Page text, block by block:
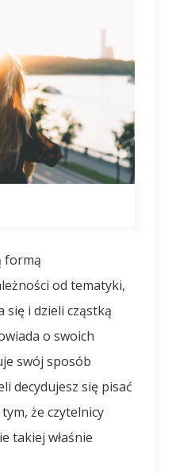
formą
od tematyki,
i dzieli cząstką
o swoich
swój sposób
decydujesz się pisać
że czytelnicy
takiej właśnie